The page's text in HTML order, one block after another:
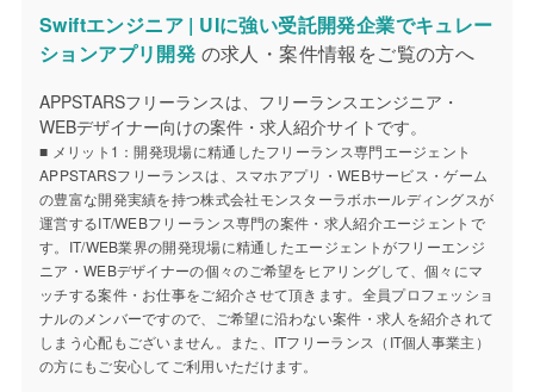
Swiftエンジニア | UIに強い受託開発企業でキュレー
ションアプリ開発 の求人・案件情報をご覧の方へ
APPSTARSフリーランスは、フリーランスエンジニア・
WEBデザイナー向けの案件・求人紹介サイトです。
■ メリット1：開発現場に精通したフリーランス専門エージェント
APPSTARSフリーランスは、スマホアプリ・WEBサービス・ゲーム
の豊富な開発実績を持つ株式会社モンスターラボホールディングスが
運営するIT/WEBフリーランス専門の案件・求人紹介エージェントで
す。IT/WEB業界の開発現場に精通したエージェントがフリーエンジ
ニア・WEBデザイナーの個々のご希望をヒアリングして、個々にマ
ッチする案件・お仕事をご紹介させて頂きます。全員プロフェッショ
ナルのメンバーですので、ご希望に沿わない案件・求人を紹介されて
しまう心配もございません。また、ITフリーランス（IT個人事業主）
の方にもご安心してご利用いただけます。